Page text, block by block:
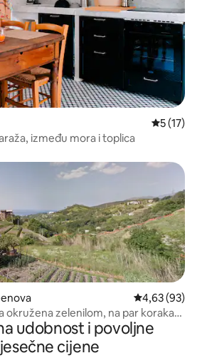
Prosječna
5 (17)
između mora i toplica
Prosječna
4,63 (93)
okružena zelenilom, na par koraka
udobnost i povoljne
cijene